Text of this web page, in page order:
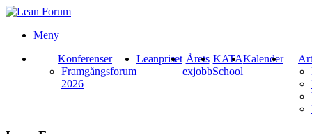
Meny
Konferenser
Framgångsforum
2026
Leanpriset Årets
exjobb
KATA
School
Kalender